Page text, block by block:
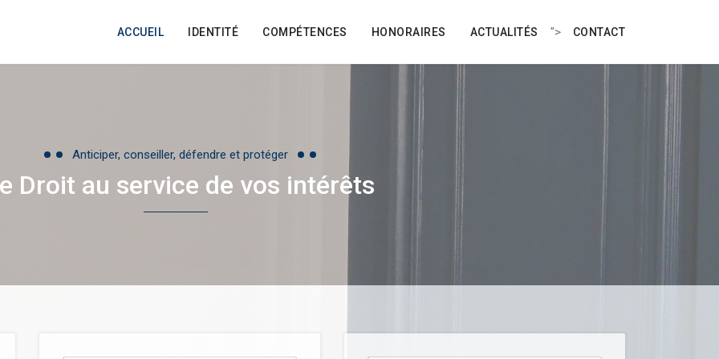
ACCUEIL IDENTITÉ COMPÉTENCES HONORAIRES ACTUALITÉS "> CONTACT
Anticiper, conseiller, défendre et protéger
Droit au service de vos intérêts